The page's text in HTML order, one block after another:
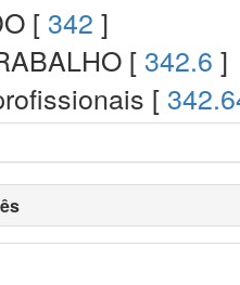
[ 342 ]
[ 342.6 ]
[